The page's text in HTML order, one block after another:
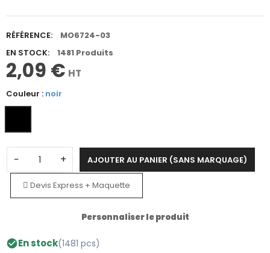
RÉFÉRENCE:
MO6724-03
EN STOCK:
1481 Produits
2,09 € HT
Couleur : noir
− + AJOUTER AU PANIER (SANS MARQUAGE)
Devis Express + Maquette
Personnaliser le produit
check_circleEn stock(1481 pcs)